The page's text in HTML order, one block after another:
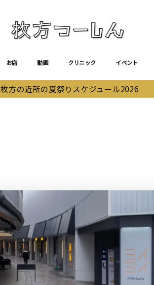
お店 動画 クリニック イベント
枚方の近所の夏祭りスケジュール2026